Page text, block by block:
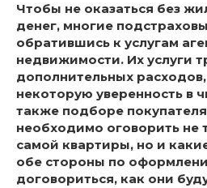
Чтобы не оказаться без
денег, многие
обратившись к услугам
недвижимости. Их услуги
дополнительных расходов,
некоторую уверенность в
также подборе
необходимо оговорить не
самой квартиры, но и
обе стороны по
договориться, как они